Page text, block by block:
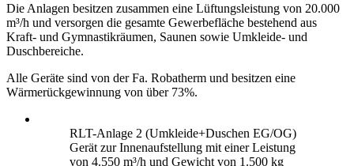
Die Anlagen besitzen zusammen eine Lüftungsleistung von 20.000
m³/h und versorgen die gesamte Gewerbefläche bestehend aus
Kraft- und Gymnastikräumen, Saunen sowie Umkleide- und
Duschbereiche.
Alle Geräte sind von der Fa. Robatherm und besitzen eine
Wärmerückgewinnung von über 73%.
RLT-Anlage 2 (Umkleide+Duschen EG/OG)
Gerät zur Innenaufstellung mit einer Leistung
von 4.550 m³/h und Gewicht von 1.500 kg